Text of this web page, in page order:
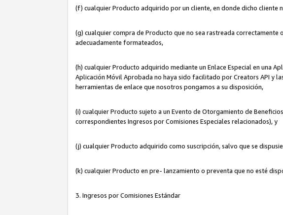
(f) cualquier Producto adquirido por un cliente, en donde dicho cliente
(g) cualquier compra de Producto que no sea rastreada
adecuadamente formateados,
(h) cualquier Producto adquirido mediante un Enlace Especial en una
Aplicación Móvil Aprobada no haya sido facilitado por Creators API y
herramientas de enlace que nosotros pongamos a su disposición,
(i) cualquier Producto sujeto a un Evento de Otorgamiento de
correspondientes Ingresos por Comisiones Especiales relacionados), y
(j) cualquier Producto adquirido como suscripción, salvo que se
(k) cualquier Producto en pre- lanzamiento o preventa que no esté
3. Ingresos por Comisiones Estándar